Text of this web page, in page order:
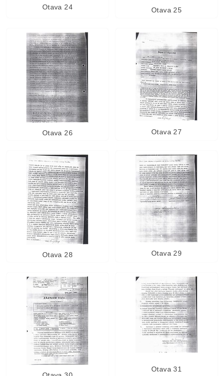
Otava 24 Otava 25
Otava 26 Otava 27
Otava 28 Otava 29
Otava 31